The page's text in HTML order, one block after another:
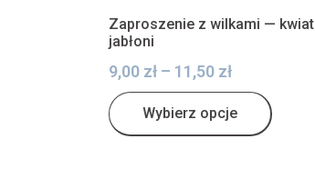
Zaproszenie z wilkami — kwiat
jabłoni
9,00 zł – 11,50 zł
Wybierz opcje